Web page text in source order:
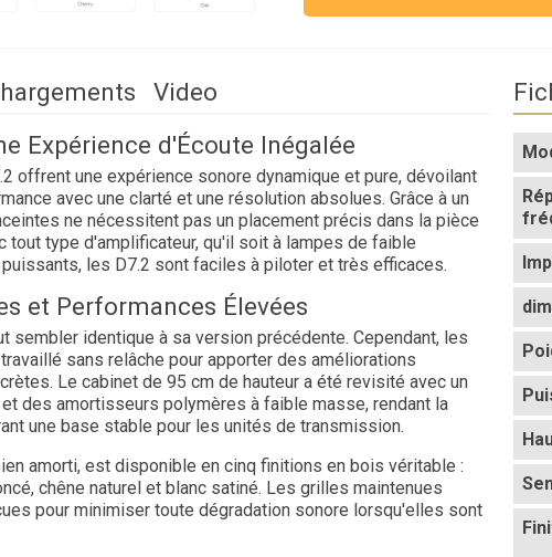
Video
Expérience d'Écoute Inégalée
offrent une expérience sonore dynamique et pure, dévoilant
avec une clarté et une résolution absolues. Grâce à un
ne nécessitent pas un placement précis dans la pièce
tout type d'amplificateur, qu'il soit à lampes de faible
les D7.2 sont faciles à piloter et très efficaces.
et Performances Élevées
sembler identique à sa version précédente. Cependant, les
sans relâche pour apporter des améliorations
Le cabinet de 95 cm de hauteur a été revisité avec un
des amortisseurs polymères à faible masse, rendant la
une base stable pour les unités de transmission.
amorti, est disponible en cinq finitions en bois véritable :
chêne naturel et blanc satiné. Les grilles maintenues
pour minimiser toute dégradation sonore lorsqu'elles sont